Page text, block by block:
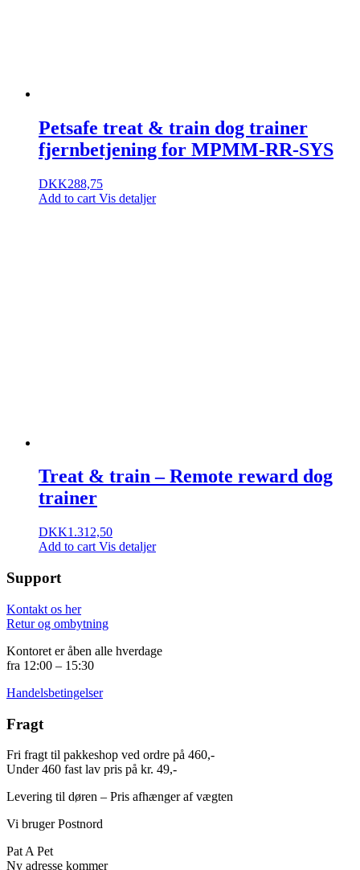
Petsafe treat & train dog trainer
fjernbetjening for MPMM-RR-SYS
DKK288,75
Add to cart Vis detaljer
Treat & train – Remote reward dog
trainer
DKK1.312,50
Add to cart Vis detaljer
Support
Kontakt os her
Retur og ombytning
Kontoret er åben alle hverdage
fra 12:00 – 15:30
Handelsbetingelser
Fragt
Fri fragt til pakkeshop ved ordre på 460,-
Under 460 fast lav pris på kr. 49,-
Levering til døren – Pris afhænger af vægten
Vi bruger Postnord
Pat A Pet
Ny adresse kommer